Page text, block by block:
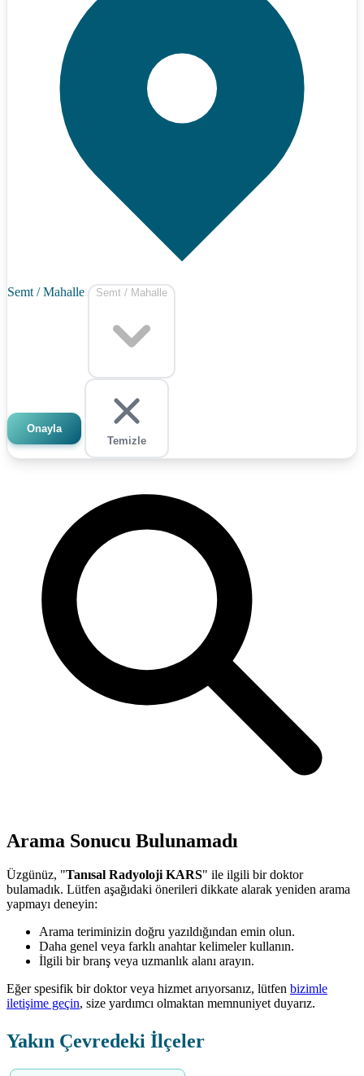
Semt / Mahalle Semt / Mahalle
Onayla
Temizle
Arama Sonucu Bulunamadı
Üzgünüz, "Tanısal Radyoloji KARS" ile ilgili bir doktor
bulamadık. Lütfen aşağıdaki önerileri dikkate alarak yeniden arama
yapmayı deneyin:
Arama teriminizin doğru yazıldığından emin olun.
Daha genel veya farklı anahtar kelimeler kullanın.
İlgili bir branş veya uzmanlık alanı arayın.
Eğer spesifik bir doktor veya hizmet arıyorsanız, lütfen bizimle
iletişime geçin, size yardımcı olmaktan memnuniyet duyarız.
Yakın Çevredeki İlçeler